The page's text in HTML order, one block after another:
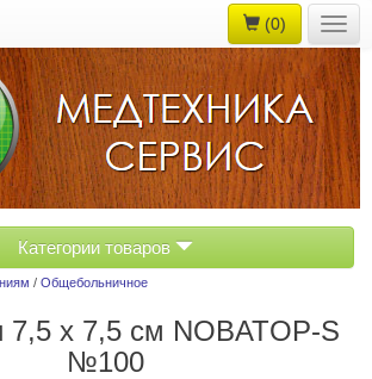
(0)
Категории товаров
/ Общебольничное
х 7,5 см NOBATOP-S
№100